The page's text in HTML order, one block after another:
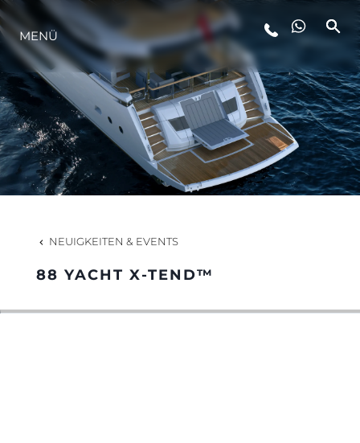
LIFESTYLE
INNOVATION
DIE FIRMA
DAS TEAM
MENÜ
NEUIGKEITEN & EVENTS
88 YACHT X-TEND™